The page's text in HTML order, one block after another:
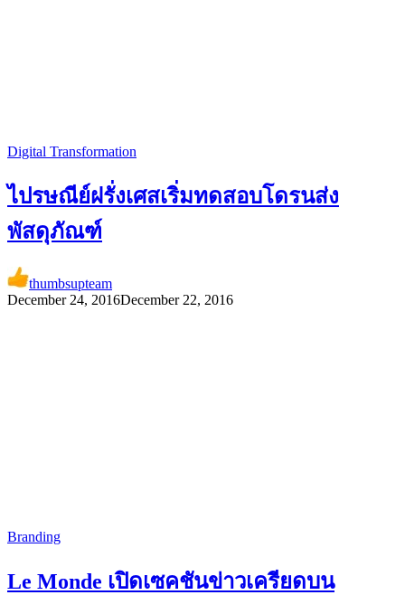
Digital Transformation
ไปรษณีย์ฝรั่งเศสเริ่มทดสอบโดรนส่ง
พัสดุภัณฑ์
thumbsupteam
December 24, 2016December 22, 2016
Branding
Le Monde เปิดเซคชันข่าวเครียดบน